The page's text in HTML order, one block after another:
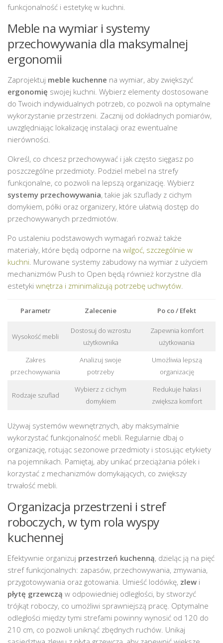
funkcjonalność i estetykę w kuchni.
Meble na wymiar i systemy
przechowywania dla maksymalnej
ergonomii
Zaprojektuj meble kuchenne na wymiar, aby zwiększyć
ergonomię swojej kuchni. Wybierz elementy dostosowane
do Twoich indywidualnych potrzeb, co pozwoli na optymalne
wykorzystanie przestrzeni. Zacznij od dokładnych pomiarów,
uwzględniając lokalizację instalacji oraz ewentualne
nierówności.
Określ, co chcesz przechowywać i jak często sięgasz po
poszczególne przedmioty. Podziel mebel na strefy
funkcjonalne, co pozwoli na lepszą organizację. Wybierz
systemy przechowywania, takie jak szuflady z cichym
domykiem, półki oraz organizery, które ułatwią dostęp do
przechowywanych przedmiotów.
Po ustaleniu podstawowych wymagań rozważ także
materiały, które będą odporne na wilgoć, szczególnie w
kuchni . Murowane systemy zabudowy na wymiar z użyciem
mechanizmów Push to Open będą również korzystne dla
estetyki wnętrza i zminimalizują potrzebę uchwytów
Parametr Zalecenie Po co / Efekt
Wysokość mebli
Dostosuj do wzrostu
użytkownika
Zapewnia komfort
użytkowania
Zakres
przechowywania
Analizuj swoje
potrzeby
Umożliwia lepszą
organizację
Rodzaje szuflad
Wybierz z cichym
domykiem
Redukuje hałas i
zwiększa komfort
Używaj systemów wewnętrznych, aby maksymalnie
wykorzystać funkcjonalność mebli. Regularnie dbaj o
organizację, rotując sezonowe przedmioty i stosując etykiety
na pojemnikach. Pamiętaj, aby unikać przeciążania półek i
korzystać z mechanizmów domykających, co zwiększy
trwałość mebli.
Organizacja przestrzeni i stref
roboczych, w tym rola wyspy
kuchennej
Efektywnie organizuj przestrzeń kuchenną, dzieląc ją na pięć
stref funkcjonalnych: zapasów, przechowywania, zmywania,
przygotowywania oraz gotowania. Umieść lodówkę, zlew i
płytę grzewczą w odpowiedniej odległości, by stworzyć
trójkąt roboczy, co umożliwi sprawniejszą pracę. Optymalne
odległości między tymi strefami powinny wynosić od 120 do
210 cm, co pozwoli uniknąć zbędnych ruchów. Unikaj